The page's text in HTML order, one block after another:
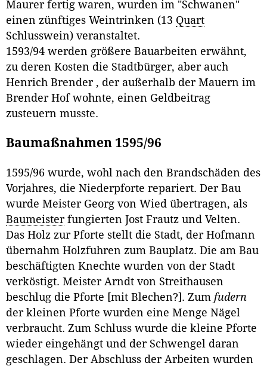
Maurer fertig waren, wurden im "Schwanen"
einen zünftiges Weintrinken (13 Quart
Schlusswein) veranstaltet.
1593/94 werden größere Bauarbeiten erwähnt,
zu deren Kosten die Stadtbürger, aber auch
Henrich Brender , der außerhalb der Mauern im
Brender Hof wohnte, einen Geldbeitrag
zusteuern musste.
Baumaßnahmen 1595/96
1595/96 wurde, wohl nach den Brandschäden des
Vorjahres, die Niederpforte repariert. Der Bau
wurde Meister Georg von Wied übertragen, als
Baumeisterfungierten Jost Frautz und Velten.
Das Holz zur Pforte stellt die Stadt, der Hofmann
übernahm Holzfuhren zum Bauplatz. Die am Bau
beschäftigten Knechte wurden von der Stadt
verköstigt. Meister Arndt von Streithausen
beschlug die Pforte [mit Blechen?]. Zum fudern
der kleinen Pforte wurden eine Menge Nägel
verbraucht. Zum Schluss wurde die kleine Pforte
wieder eingehängt und der Schwengel daran
geschlagen. Der Abschluss der Arbeiten wurden